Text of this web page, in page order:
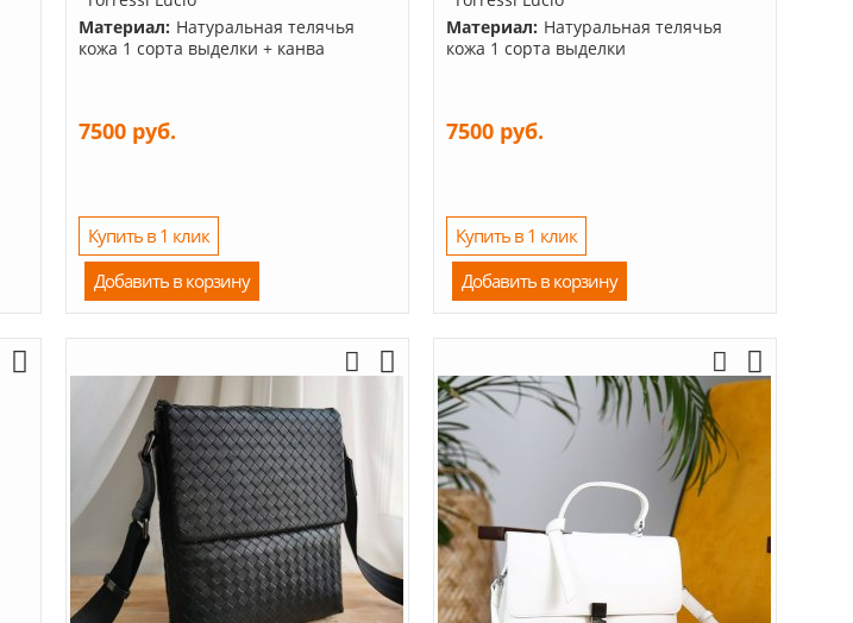
Материал: Натуральная телячья
кожа 1 сорта выделки + канва
7500 руб.
Купить в 1 клик
Добавить в корзину
Материал: Натуральная телячья
кожа 1 сорта выделки
7500 руб.
Купить в 1 клик
Добавить в корзину